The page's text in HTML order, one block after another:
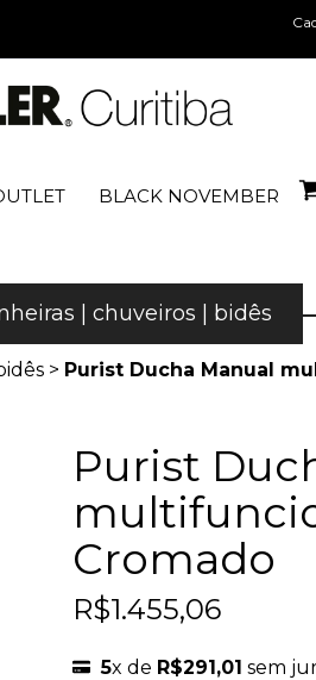
BLACK NOVEMBER
| chuveiros | bidês
> Purist Ducha Manual
Purist
Cromado
R$1.455,06
5x de R$291,01 sem